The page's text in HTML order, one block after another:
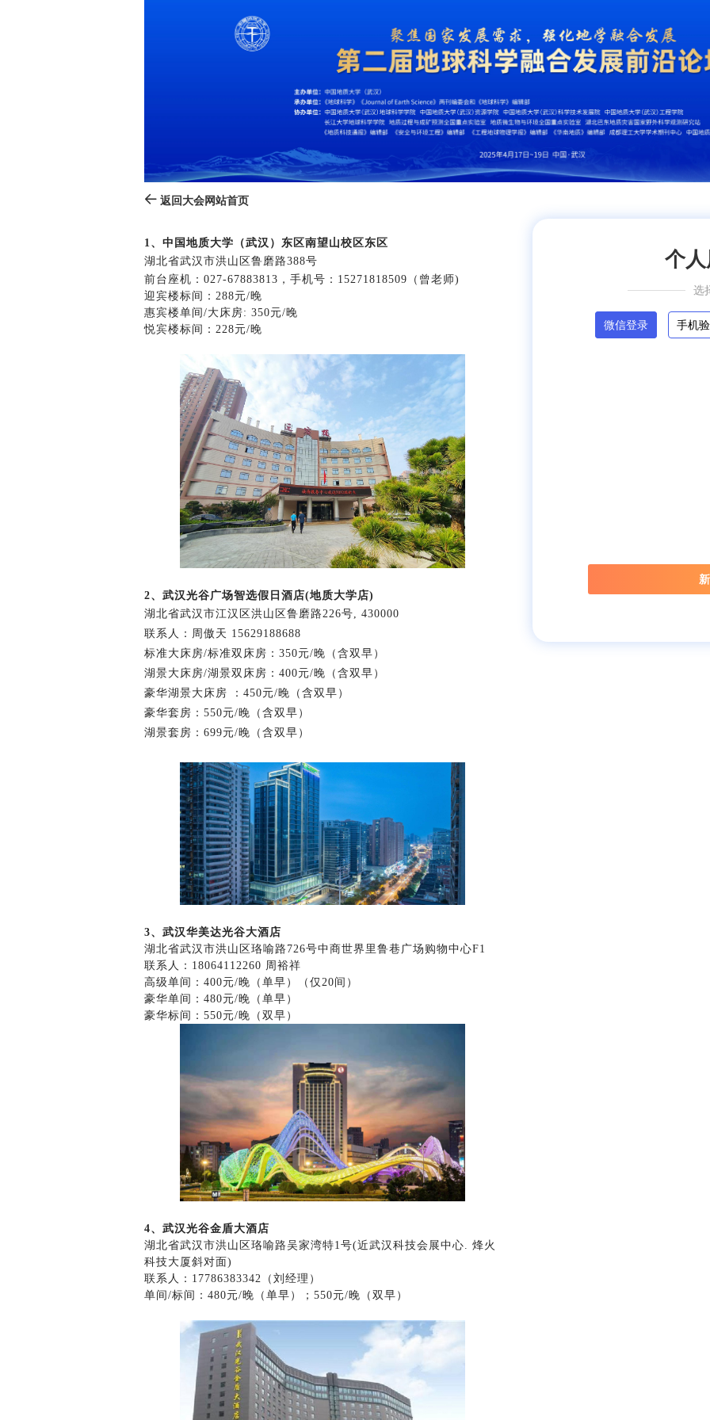
返回大会网站首页
个
选
微信登录 手机
1、中国地质大学（武汉）东区南望山校区东区
湖北省武汉市洪山区鲁磨路388号
前台座机：027-67883813，手机号：15271818509（曾老师)
迎宾楼标间：288元/晚
惠宾楼单间/大床房: 350元/晚
悦宾楼标间：228元/晚
2、武汉光谷广场智选假日酒店(地质大学店)
湖北省武汉市江汉区洪山区鲁磨路226号, 430000
联系人：周傲天 15629188688
标准大床房/标准双床房：350元/晚（含双早）
湖景大床房/湖景双床房：400元/晚（含双早）
豪华湖景大床房 ：450元/晚（含双早）
豪华套房：550元/晚（含双早）
湖景套房：699元/晚（含双早）
3、武汉华美达光谷大酒店
湖北省武汉市洪山区珞喻路726号中商世界里鲁巷广场购物中心F1
联系人：18064112260 周裕祥
高级单间：400元/晚（单早）（仅20间）
豪华单间：480元/晚（单早）
豪华标间：550元/晚（双早）
4、武汉光谷金盾大酒店
湖北省武汉市洪山区珞喻路吴家湾特1号(近武汉科技会展中心. 烽火
科技大厦斜对面)
联系人：17786383342（刘经理）
单间/标间：480元/晚（单早）；550元/晚（双早）